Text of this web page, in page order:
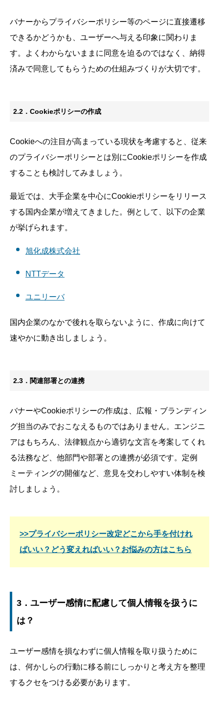
バナーからプライバシーポリシー等のページに直接遷移
できるかどうかも、ユーザーへ与える印象に関わりま
す。よくわからないままに同意を迫るのではなく、納得
済みで同意してもらうための仕組みづくりが大切です。
2.2．Cookieポリシーの作成
Cookieへの注目が高まっている現状を考慮すると、従来
のプライバシーポリシーとは別にCookieポリシーを作成
することも検討してみましょう。
最近では、大手企業を中心にCookieポリシーをリリース
する国内企業が増えてきました。例として、以下の企業
が挙げられます。
旭化成株式会社
NTTデータ
ユニリーバ
国内企業のなかで後れを取らないように、作成に向けて
速やかに動き出しましょう。
2.3．関連部署との連携
バナーやCookieポリシーの作成は、広報・ブランディン
グ担当のみでおこなえるものではありません。エンジニ
アはもちろん、法律観点から適切な文言を考案してくれ
る法務など、他部門や部署との連携が必須です。定例
ミーティングの開催など、意見を交わしやすい体制を検
討しましょう。
>>プライバシーポリシー改定どこから手を付けれ
ばいい？どう変えればいい？お悩みの方はこちら
3．ユーザー感情に配慮して個人情報を扱うに
は？
ユーザー感情を損なわずに個人情報を取り扱うために
は、何かしらの行動に移る前にしっかりと考え方を整理
するクセをつける必要があります。